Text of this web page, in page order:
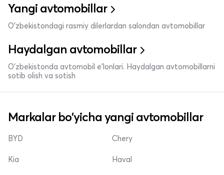
Yangi avtomobillar
O'zbekistondagi rasmiy dilerlardan salondan avtomobillar
Haydalgan avtomobillar
O'zbekistonda avtomobil e’lonlari. Haydalgan avtomobillarni
sotib olish va sotish
Markalar bo'yicha yangi avtomobillar
BYD
Kia
Chery
Haval